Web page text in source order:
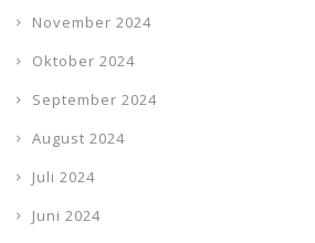
November 2024
Oktober 2024
September 2024
August 2024
Juli 2024
Juni 2024